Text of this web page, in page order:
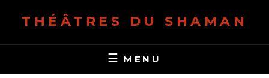
THÉÂTRES DU SHAMAN
MENU